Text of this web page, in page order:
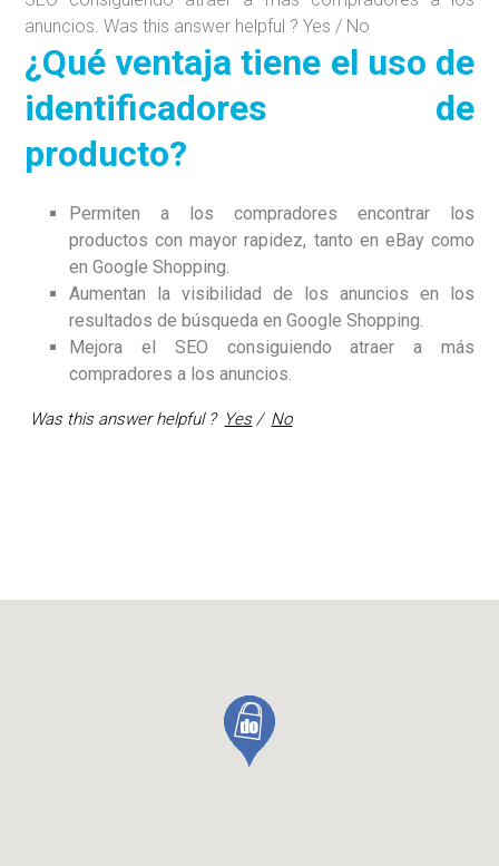
anuncios. Was this answer helpful ? Yes / No
¿Qué ventaja tiene el uso de
identificadores de
producto?
Permitena los compradores encontrar los
productos con mayor rapidez, tanto en eBay como
en Google Shopping.
Aumentan la visibilidad de los anuncios en los
resultados de búsqueda en Google Shopping.
Mejora el SEO consiguiendo atraer a más
compradores a los anuncios.
Was this answer helpful ? Yes / No